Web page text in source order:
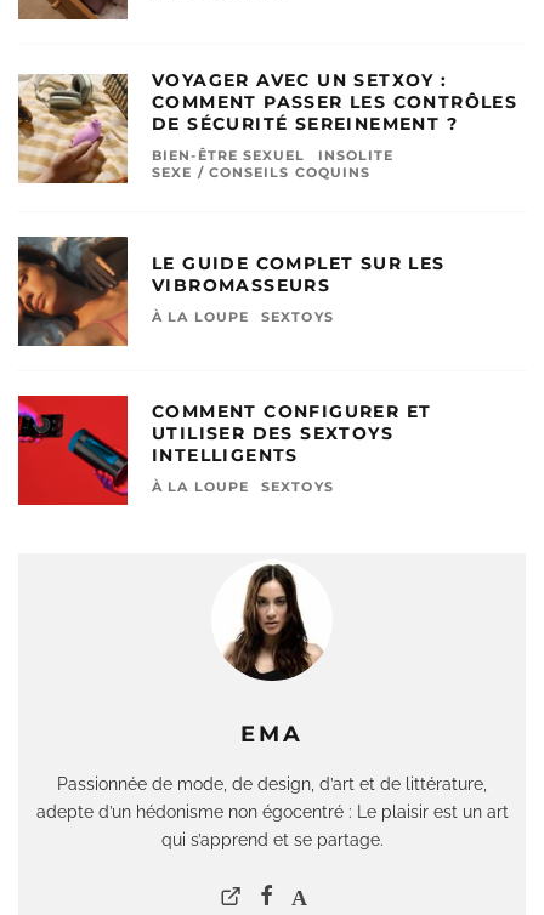
EMA
Passionnée de mode, de design, d’art et de littérature,
adepte d’un hédonisme non égocentré : Le plaisir est un art
qui s’apprend et se partage.
VOYAGER AVEC UN SETXOY :
COMMENT PASSER LES CONTRÔLES
DE SÉCURITÉ SEREINEMENT ?
BIEN-ÊTRE SEXUEL
INSOLITE
SEXE / CONSEILS COQUINS
LE GUIDE COMPLET SUR LES
VIBROMASSEURS
À LA LOUPE SEXTOYS
COMMENT CONFIGURER ET
UTILISER DES SEXTOYS
INTELLIGENTS
À LA LOUPE SEXTOYS